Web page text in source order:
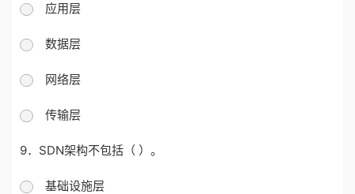
应用层
数据层
网络层
传输层
9．SDN架构不包括（ ）。
基础设施层